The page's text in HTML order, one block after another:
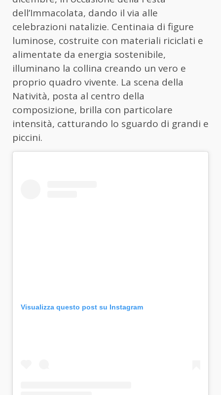
dell’Immacolata, dando il via alle
celebrazioni natalizie. Centinaia di figure
luminose, costruite con materiali riciclati e
alimentate da energia sostenibile,
illuminano la collina creando un vero e
proprio quadro vivente. La scena della
Natività, posta al centro della
composizione, brilla con particolare
intensità, catturando lo sguardo di grandi e
piccini.
Visualizza questo post su Instagram